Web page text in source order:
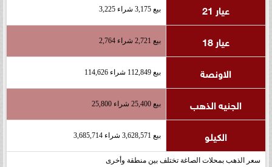
عيار 21 بيع 3,175 شراء 3,225
عيار 18 بيع 2,721 شراء 2,764
الاونصة بيع 112,849 شراء 114,626
الجنيه الذهب بيع 25,400 شراء 25,800
الكيلو بيع 3,628,571 شراء 3,685,714
سعر الذهب بمحلات الصاغة تختلف بين منطقة وأخرى